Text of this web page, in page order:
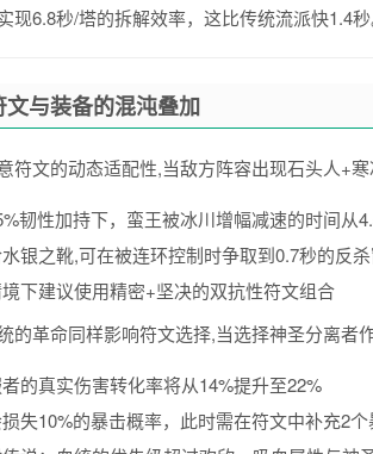
现6.8秒/塔的拆解效率，这比传统流派快1.4秒
与装备的混沌叠加
符文的动态适配性,当敌方阵容出现石头人+
韧性加持下，蛮王被冰川增幅减速的时间从
银之靴,可在被连环控制时争取到0.7秒的反
下建议使用精密+坚决的双抗性符文组合
的革命同样影响符文选择,当选择神圣分离者
的真实伤害转化率将从14%提升至22%
失10%的暴击概率，此时需在符文中补充2